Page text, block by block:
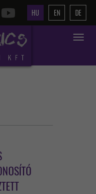
HU EN DE
Toggle